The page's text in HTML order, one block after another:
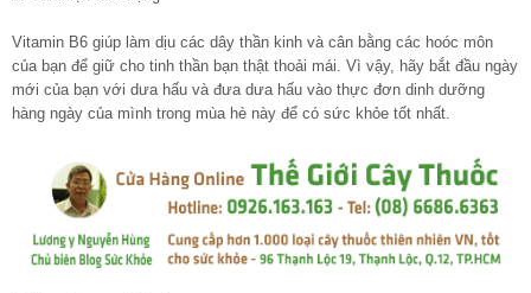
Vitamin B6 giúp làm dịu các dây thần kinh và cân bằng các hoóc môn
của bạn để giữ cho tinh thần bạn thật thoải mái. Vì vậy, hãy bắt đầu ngày
mới của bạn với dưa hấu và đưa dưa hấu vào thực đơn dinh dưỡng
hàng ngày của mình trong mùa hè này để có sức khỏe tốt nhất.